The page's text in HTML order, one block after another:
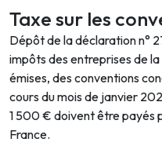
Taxe sur les
Dépôt de la déclaration n°
impôts des entreprises de
émises, des conventions
cours du mois de janvier
1 500 € doivent être payés
France.